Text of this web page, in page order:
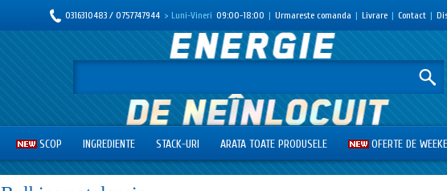
0316310483 / 0757747944 > Luni-Vineri 09:00-18:00 | Urmareste comanda | Livrare | Contact |
SCOP INGREDIENTE STACK-URI ARATA TOATE PRODUSELE OFERTE DE